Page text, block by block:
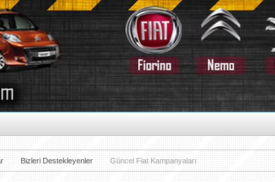
Bizleri Destekleyenler Güncel Fiat Kampanyaları